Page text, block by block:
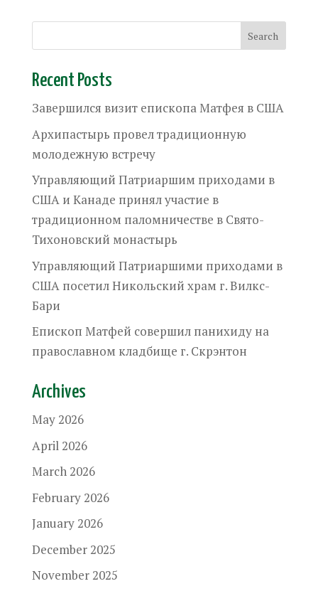
Recent Posts
Завершился визит епископа Матфея в США
Архипастырь провел традиционную
молодежную встречу
Управляющий Патриаршим приходами в
США и Канаде принял участие в
традиционном паломничестве в Свято-
Тихоновский монастырь
Управляющий Патриаршими приходами в
США посетил Никольский храм г. Вилкс-
Бари
Епископ Матфей совершил панихиду на
православном кладбище г. Скрэнтон
Archives
May 2026
April 2026
March 2026
February 2026
January 2026
December 2025
November 2025